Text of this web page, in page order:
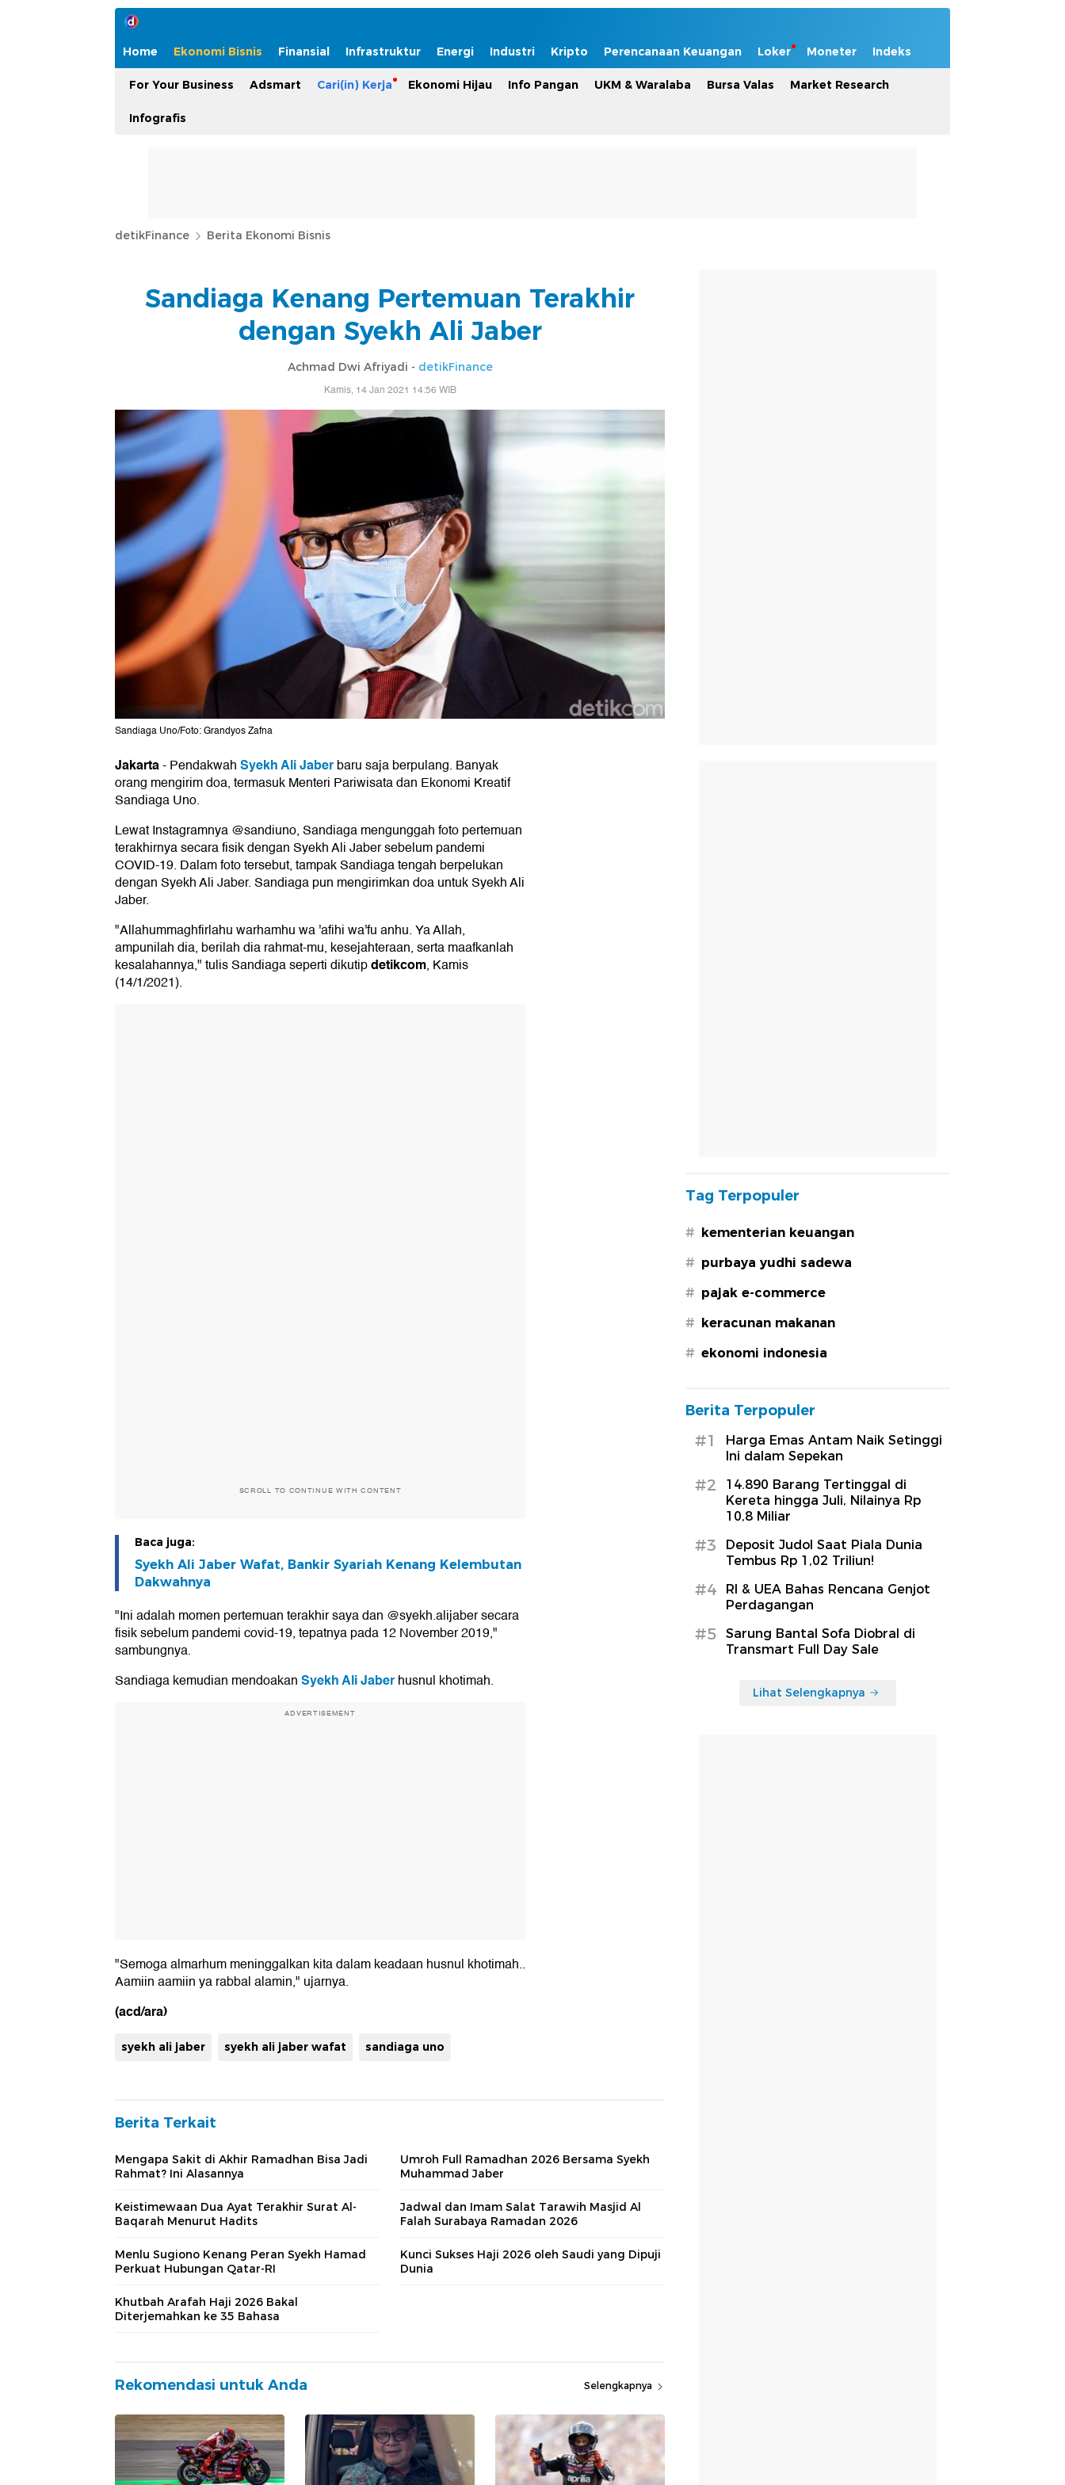
Home Ekonomi Bisnis Finansial Infrastruktur Energi Industri Kripto Perencanaan Keuangan Loker Moneter Indeks
For Your Business Adsmart Cari(in) Kerja Ekonomi Hijau Info Pangan UKM & Waralaba Bursa Valas Market Research
Infografis
detikFinance Berita Ekonomi Bisnis
Sandiaga Kenang Pertemuan Terakhir
dengan Syekh Ali Jaber
Achmad Dwi Afriyadi - detikFinance
Kamis, 14 Jan 2021 14:56 WIB
Sandiaga Uno/Foto: Grandyos Zafna
Jakarta-PendakwahSyekh Ali Jaberbaru saja berpulang. Banyak
orang mengirim doa, termasuk Menteri Pariwisata dan Ekonomi Kreatif
Sandiaga Uno.
Lewat Instagramnya @sandiuno, Sandiaga mengunggah foto pertemuan
terakhirnya secara fisik dengan Syekh Ali Jaber sebelum pandemi
COVID-19. Dalam foto tersebut, tampak Sandiaga tengah berpelukan
dengan Syekh Ali Jaber. Sandiaga pun mengirimkan doa untuk Syekh Ali
Jaber.
"Allahummaghfirlahu warhamhu wa 'afihi wa'fu anhu. Ya Allah,
ampunilah dia, berilah dia rahmat-mu, kesejahteraan, serta maafkanlah
kesalahannya," tulis Sandiaga seperti dikutipdetikcom, Kamis
(14/1/2021).
SCROLL TO CONTINUE WITH CONTENT
Baca juga:
Syekh Ali Jaber Wafat, Bankir Syariah Kenang Kelembutan
Dakwahnya
"Ini adalah momen pertemuan terakhir saya dan @syekh.alijaber secara
fisik sebelum pandemi covid-19, tepatnya pada 12 November 2019,"
sambungnya.
Sandiaga kemudian mendoakanSyekh Ali Jaberhusnul khotimah.
ADVERTISEMENT
"Semoga almarhum meninggalkan kita dalam keadaan husnul khotimah..
Aamiin aamiin ya rabbal alamin," ujarnya.
(acd/ara)
syekh ali jaber syekh ali jaber wafat sandiaga uno
Berita Terkait
Mengapa Sakit di Akhir Ramadhan Bisa Jadi
Rahmat? Ini Alasannya
Umroh Full Ramadhan 2026 Bersama Syekh
Muhammad Jaber
Keistimewaan Dua Ayat Terakhir Surat Al-
Baqarah Menurut Hadits
Jadwal dan Imam Salat Tarawih Masjid Al
Falah Surabaya Ramadan 2026
Menlu Sugiono Kenang Peran Syekh Hamad
Perkuat Hubungan Qatar-RI
Kunci Sukses Haji 2026 oleh Saudi yang Dipuji
Dunia
Khutbah Arafah Haji 2026 Bakal
Diterjemahkan ke 35 Bahasa
Rekomendasi untuk Anda Selengkapnya
Tag Terpopuler
# kementerian keuangan
# purbaya yudhi sadewa
# pajak e-commerce
# keracunan makanan
# ekonomi indonesia
Berita Terpopuler
#1
Harga Emas Antam Naik Setinggi
Ini dalam Sepekan
#2
14.890 Barang Tertinggal di
Kereta hingga Juli, Nilainya Rp
10,8 Miliar
#3
Deposit Judol Saat Piala Dunia
Tembus Rp 1,02 Triliun!
#4
RI & UEA Bahas Rencana Genjot
Perdagangan
#5
Sarung Bantal Sofa Diobral di
Transmart Full Day Sale
Lihat Selengkapnya